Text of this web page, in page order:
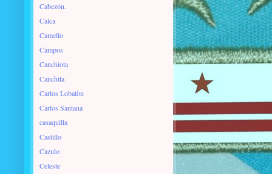
Cabezón.
Calca
Camello
Campos
Canchiota
Canchita
Carlos Lobatòn
Carlos Santana
casaquilla
Castillo
Cazulo
Celeste